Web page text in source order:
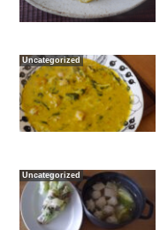
Uncategorized
Uncategorized